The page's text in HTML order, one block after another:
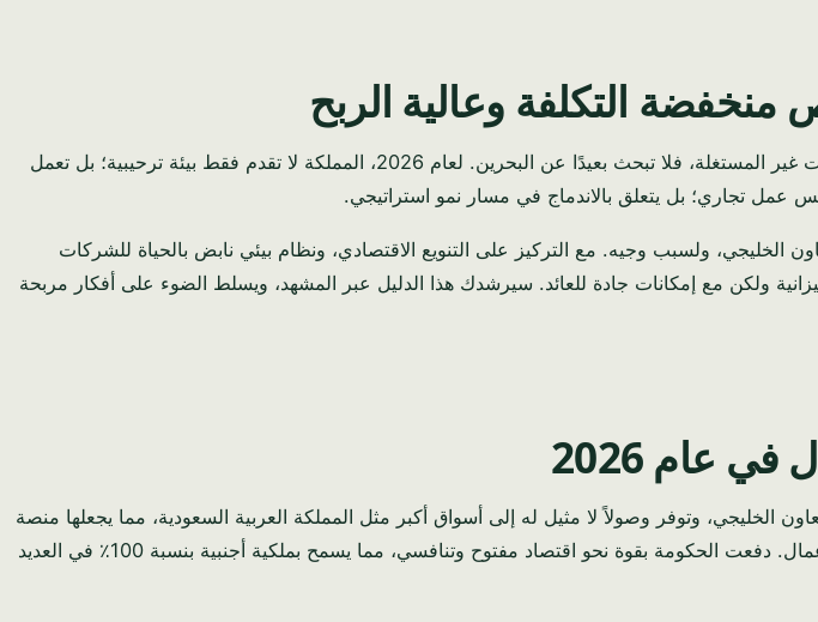
هل تفكر في بدء عمل تجاري في الشرق الأوسط؟ إذا كنت تبحث عن اقتصاد ديناميكي مليء بالإمكانيات غير المستغلة، فلا تبحث بعيدًا عن البحرين. لعام 2026، المملكة لا تقدم فقط بيئة ترحيبية؛ بل تعمل
عمل تجاري؛ بل يتعلق بالاندماج في مسار نمو استراتيجي.
ولسبب وجيه. مع التركيز على التنويع الاقتصادي، ونظام بيئي نابض بالحياة للشركات
ولكن مع إمكانات جادة للعائد. سيرشدك هذا الدليل عبر المشهد، ويسلط الضوء على أفكار مربحة
عام 2026
الخليجي، وتوفر وصولاً لا مثيل له إلى أسواق أكبر مثل المملكة العربية السعودية، مما يجعلها منصة
انطلاق مثالية للتوسع الإقليمي. ولكن بعيدًا عن الجغرافيا، ما يميز البحرين حقًا هو نهجها المستقبلي للأعمال. دفعت الحكومة بقوة نحو اقتصاد مفتوح وتنافسي، مما يسمح بملكية أجنبية بنسبة 100٪ في العديد